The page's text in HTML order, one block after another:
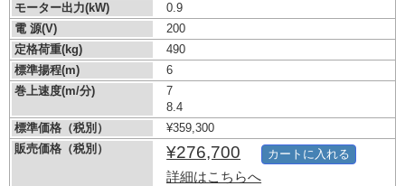
モーター出力(kW)
0.9
電 源(V)
200
定格荷重(kg)
490
標準揚程(m)
6
巻上速度(m/分)
7
8.4
標準価格（税別）
¥359,300
販売価格（税別）
¥276,700
詳細はこちらへ
カートに入れる